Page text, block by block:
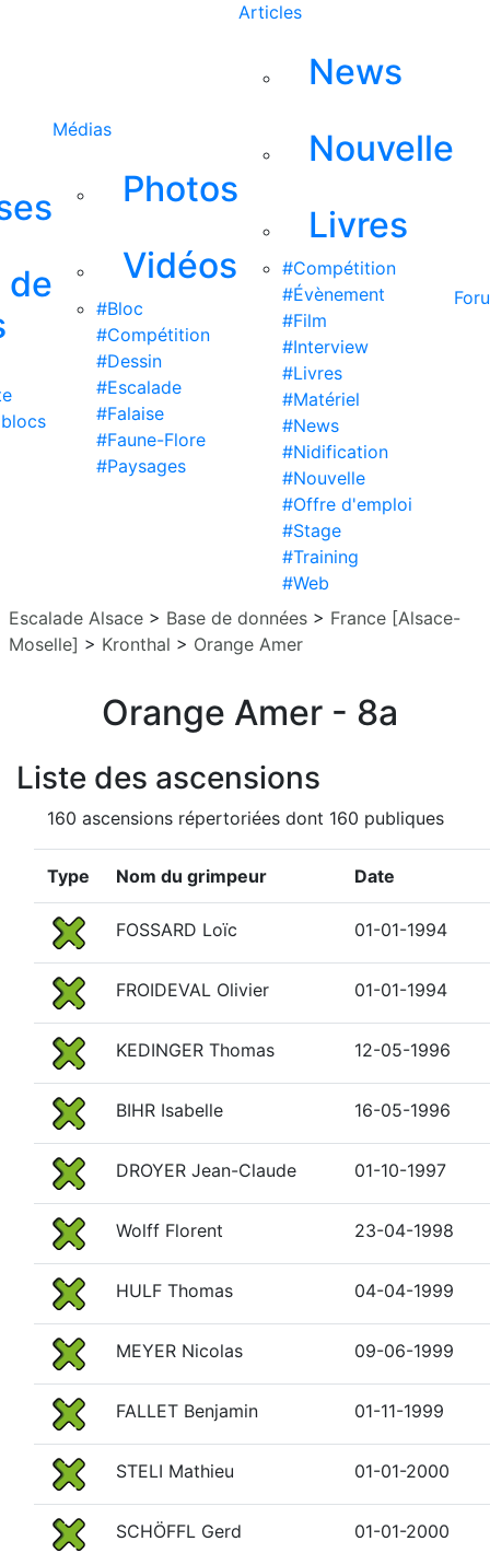
de
Médias
Photos
Vidéos
#Bloc
#Compétition
#Dessin
#Escalade
#Falaise
#Faune-Flore
#Paysages
Articles
News
Nouvelle
Livres
#Compétition
#Évènement
#Film
#Interview
#Livres
#Matériel
#News
#Nidification
#Nouvelle
#Offre d'emploi
#Stage
#Training
#Web
Escalade Alsace > Base de données > France [Alsace-
Moselle] > Kronthal > Orange Amer
Orange Amer - 8a
Liste des ascensions
160 ascensions répertoriées dont 160 publiques
Type Nom du grimpeur Date
FOSSARD Loïc 01-01-1994
FROIDEVAL Olivier 01-01-1994
KEDINGER Thomas 12-05-1996
BIHR Isabelle 16-05-1996
DROYER Jean-Claude 01-10-1997
Wolff Florent 23-04-1998
HULF Thomas 04-04-1999
MEYER Nicolas 09-06-1999
FALLET Benjamin 01-11-1999
STELI Mathieu 01-01-2000
SCHÖFFL Gerd 01-01-2000